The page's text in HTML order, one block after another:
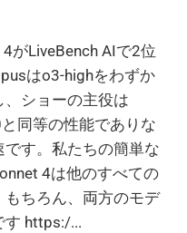
がLiveBench AIで2位
はo3-highをわずか
ショーの主役は
同等の性能でありな
す。私たちの簡単な
4は他のすべての
ちろん、両方のモデ
す https:/...